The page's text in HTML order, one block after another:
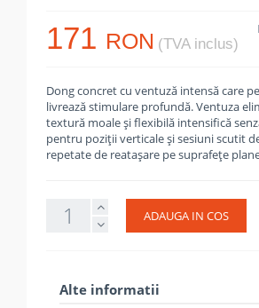
171 RON (TVA inclus)
Dong concret cu ventuză intensă care
livrează stimulare profundă. Ventuza
textură moale și flexibilă intensifică
pentru poziții verticale și sesiuni scutit
repetate de reatașare pe suprafețe
ADAUGA IN COS
Alte informatii